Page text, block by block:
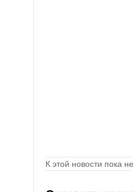
К этой новости пока